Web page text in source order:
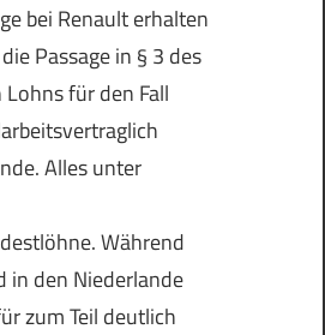
bei Renault erhalten
Passage in § 3 des
für den Fall
Alles unter
Während
in den Niederlande
zum Teil deutlich